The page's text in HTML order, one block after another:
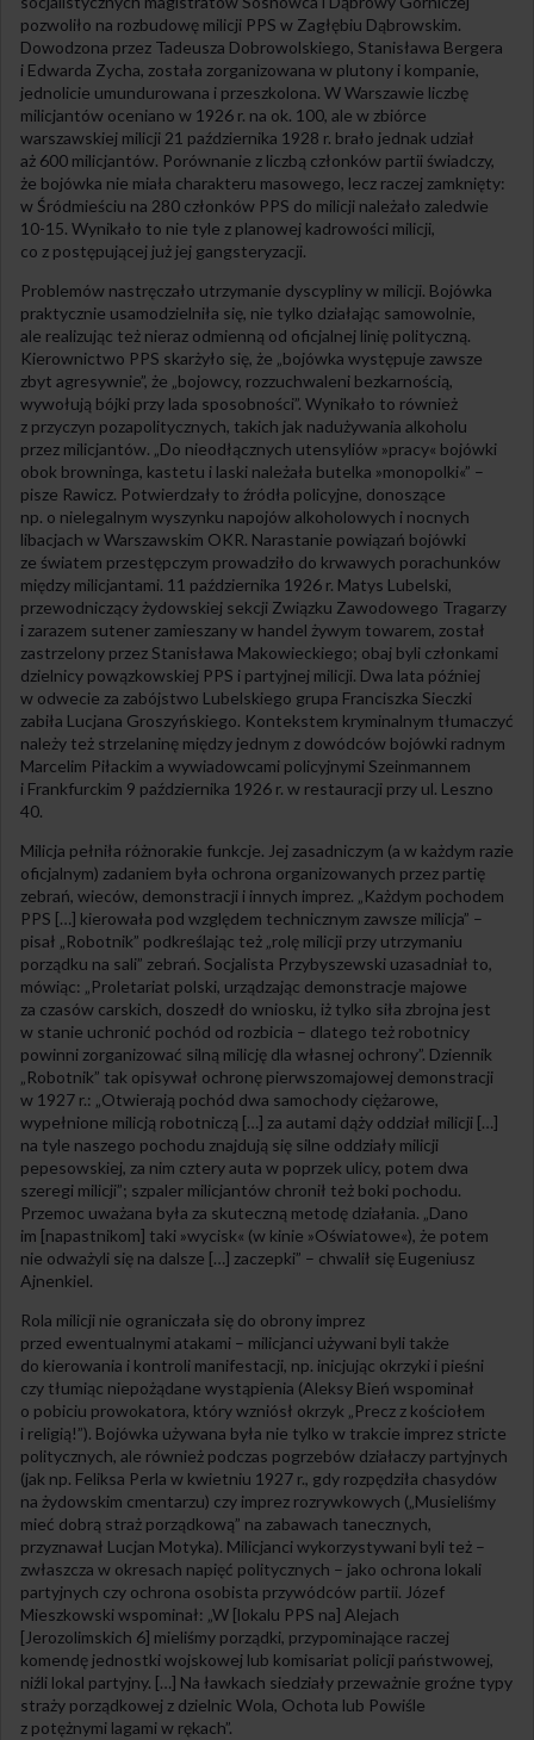
pozwoliło na rozbudowę milicji PPS w Zagłębiu Dąbrowskim.
Dowodzona przez Tadeusza Dobrowolskiego, Stanisława Bergera
i Edwarda Zycha, została zorganizowana w plutony i kompanie,
jednolicie umundurowana i przeszkolona. W Warszawie liczbę
milicjantów oceniano w 1926 r. na ok. 100, ale w zbiórce
warszawskiej milicji 21 października 1928 r. brało jednak udział
aż 600 milicjantów. Porównanie z liczbą członków partii świadczy,
że bojówka nie miała charakteru masowego, lecz raczej zamknięty:
w Śródmieściu na 280 członków PPS do milicji należało zaledwie
10-15. Wynikało to nie tyle z planowej kadrowości milicji,
co z postępującej już jej gangsteryzacji.
Problemów nastręczało utrzymanie dyscypliny w milicji. Bojówka
praktycznie usamodzielniła się, nie tylko działając samowolnie,
ale realizując też nieraz odmienną od oficjalnej linię polityczną.
Kierownictwo PPS skarżyło się, że „bojówka występuje zawsze
zbyt agresywnie”, że „bojowcy, rozzuchwaleni bezkarnością,
wywołują bójki przy lada sposobności”. Wynikało to również
z przyczyn pozapolitycznych, takich jak nadużywania alkoholu
przez milicjantów. „Do nieodłącznych utensyliów »pracy« bojówki
obok browninga, kastetu i laski należała butelka »monopolki«” –
pisze Rawicz. Potwierdzały to źródła policyjne, donoszące
np. o nielegalnym wyszynku napojów alkoholowych i nocnych
libacjach w Warszawskim OKR. Narastanie powiązań bojówki
ze światem przestępczym prowadziło do krwawych porachunków
między milicjantami. 11 października 1926 r. Matys Lubelski,
przewodniczący żydowskiej sekcji Związku Zawodowego Tragarzy
i zarazem sutener zamieszany w handel żywym towarem, został
zastrzelony przez Stanisława Makowieckiego; obaj byli członkami
dzielnicy powązkowskiej PPS i partyjnej milicji. Dwa lata później
w odwecie za zabójstwo Lubelskiego grupa Franciszka Sieczki
zabiła Lucjana Groszyńskiego. Kontekstem kryminalnym tłumaczyć
należy też strzelaninę między jednym z dowódców bojówki radnym
Marcelim Piłackim a wywiadowcami policyjnymi Szeinmannem
i Frankfurckim 9 października 1926 r. w restauracji przy ul. Leszno
40.
Milicja pełniła różnorakie funkcje. Jej zasadniczym (a w każdym razie
oficjalnym) zadaniem była ochrona organizowanych przez partię
zebrań, wieców, demonstracji i innych imprez. „Każdym pochodem
PPS […] kierowała pod względem technicznym zawsze milicja” –
pisał „Robotnik” podkreślając też „rolę milicji przy utrzymaniu
porządku na sali” zebrań. Socjalista Przybyszewski uzasadniał to,
mówiąc: „Proletariat polski, urządzając demonstracje majowe
za czasów carskich, doszedł do wniosku, iż tylko siła zbrojna jest
w stanie uchronić pochód od rozbicia – dlatego też robotnicy
powinni zorganizować silną milicję dla własnej ochrony”. Dziennik
„Robotnik” tak opisywał ochronę pierwszomajowej demonstracji
w 1927 r.: „Otwierają pochód dwa samochody ciężarowe,
wypełnione milicją robotniczą […] za autami dąży oddział milicji […]
na tyle naszego pochodu znajdują się silne oddziały milicji
pepesowskiej, za nim cztery auta w poprzek ulicy, potem dwa
szeregi milicji”; szpaler milicjantów chronił też boki pochodu.
Przemoc uważana była za skuteczną metodę działania. „Dano
im [napastnikom] taki »wycisk« (w kinie »Oświatowe«), że potem
nie odważyli się na dalsze […] zaczepki” – chwalił się Eugeniusz
Ajnenkiel.
Rola milicji nie ograniczała się do obrony imprez
przed ewentualnymi atakami – milicjanci używani byli także
do kierowania i kontroli manifestacji, np. inicjując okrzyki i pieśni
czy tłumiąc niepożądane wystąpienia (Aleksy Bień wspominał
o pobiciu prowokatora, który wzniósł okrzyk „Precz z kościołem
i religią!”). Bojówka używana była nie tylko w trakcie imprez stricte
politycznych, ale również podczas pogrzebów działaczy partyjnych
(jak np. Feliksa Perla w kwietniu 1927 r., gdy rozpędziła chasydów
na żydowskim cmentarzu) czy imprez rozrywkowych („Musieliśmy
mieć dobrą straż porządkową” na zabawach tanecznych,
przyznawał Lucjan Motyka). Milicjanci wykorzystywani byli też –
zwłaszcza w okresach napięć politycznych – jako ochrona lokali
partyjnych czy ochrona osobista przywódców partii. Józef
Mieszkowski wspominał: „W [lokalu PPS na] Alejach
[Jerozolimskich 6] mieliśmy porządki, przypominające raczej
komendę jednostki wojskowej lub komisariat policji państwowej,
niźli lokal partyjny. […] Na ławkach siedziały przeważnie groźne typy
straży porządkowej z dzielnic Wola, Ochota lub Powiśle
z potężnymi lagami w rękach”.